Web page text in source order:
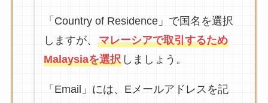
「Country of Residence」で国名を選択
しますが、 マレーシアで取引するため
Malaysiaを選択しましょう。
「Email」には、Eメールアドレスを記